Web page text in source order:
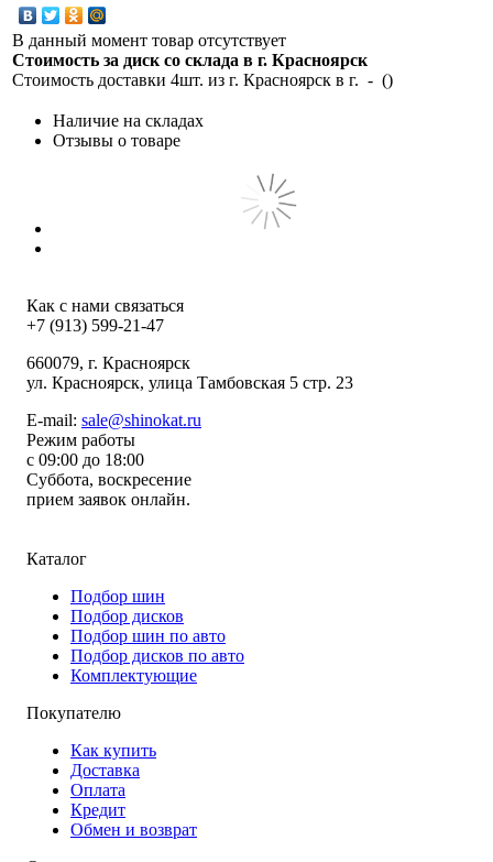
В данный момент товар отсутствует
Стоимость за диск со склада в г. Красноярск
Стоимость доставки 4шт. из г. Красноярск в г. - ()
Наличие на складах
Отзывы о товаре
Как с нами связаться
+7 (913) 599-21-47
660079, г. Красноярск
ул. Красноярск, улица Тамбовская 5 стр. 23
E-mail: sale@shinokat.ru
Режим работы
с 09:00 до 18:00
Суббота, воскресение
прием заявок онлайн.
Каталог
Подбор шин
Подбор дисков
Подбор шин по авто
Подбор дисков по авто
Комплектующие
Покупателю
Как купить
Доставка
Оплата
Кредит
Обмен и возврат